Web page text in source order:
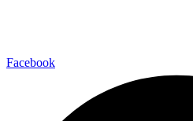
Facebook